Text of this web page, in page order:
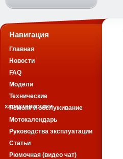
Навигация
Главная
Новости
FAQ
Модели
Технические
характеристики
Ремонт и обслуживание
Мотокалендарь
Руководства эксплуатации
Статьи
Рюмочная (видео чат)